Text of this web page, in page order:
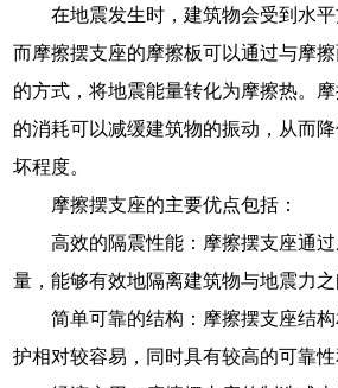
在地震发生时，建筑物会受到水平
而摩擦摆支座的摩擦板可以通过与摩
的方式，将地震能量转化为摩擦热。
的消耗可以减缓建筑物的振动，从而
坏程度。
摩擦摆支座的主要优点包括：
高效的隔震性能：摩擦摆支座通
量，能够有效地隔离建筑物与地震力之
简单可靠的结构：摩擦摆支座结
护相对较容易，同时具有较高的可靠性